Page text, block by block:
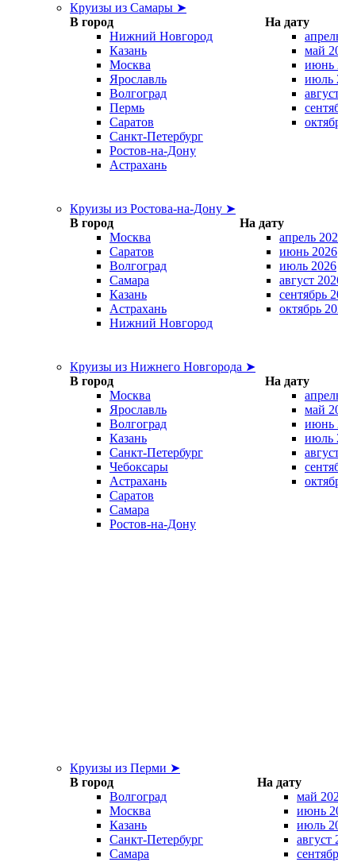
Круизы из Самары ➤
В город
На дату
Нижний Новгород
Казань
Москва
Ярославль
Волгоград
Пермь
Саратов
Санкт-Петербург
Ростов-на-Дону
Астрахань
май
июнь
июль
Круизы из Ростова-на-Дону ➤
В город
На дату
Москва
Саратов
Волгоград
Самара
Казань
Астрахань
Нижний Новгород
апрель
июнь 2026
июль 2026
август
сентябрь
октябрь
Круизы из Нижнего Новгорода ➤
В город
На дату
Москва
Ярославль
Волгоград
Казань
Санкт-Петербург
Чебоксары
Астрахань
Саратов
Самара
Ростов-на-Дону
май
июнь
июль
Круизы из Перми ➤
В город
На дату
Волгоград
Москва
Казань
Санкт-Петербург
Самара
май
июнь
июль
август